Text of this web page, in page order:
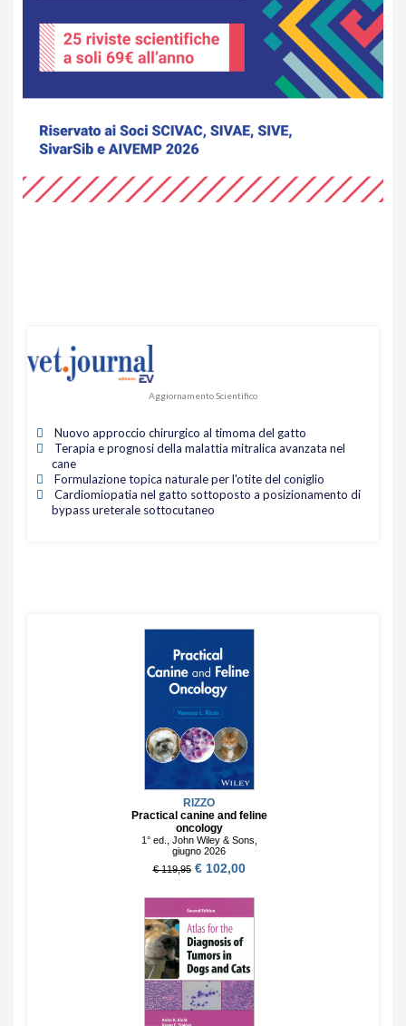
Aggiornamento Scientifico
Nuovo approccio chirurgico al timoma del gatto
Terapia e prognosi della malattia mitralica avanzata nel
cane
Formulazione topica naturale per l'otite del coniglio
Cardiomiopatia nel gatto sottoposto a posizionamento di
bypass ureterale sottocutaneo